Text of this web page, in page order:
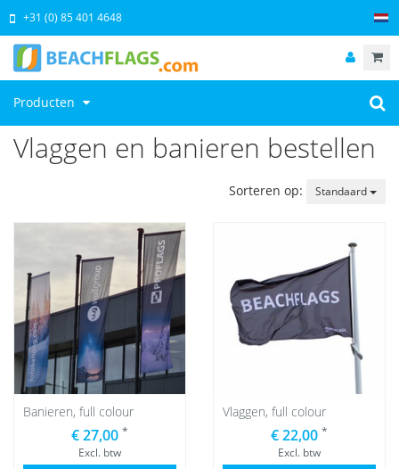
Producten
+31 (0) 85 401 4648
Vlaggen en banieren bestellen
Sorteren op: Standaard
Banieren, full colour
€ 27,00 *
Excl. btw
Vlaggen, full colour
€ 22,00 *
Excl. btw